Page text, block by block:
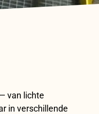
van lichte
in verschillende